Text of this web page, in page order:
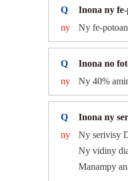
Q
Inona ny
ny
Ny fe-
Q
Inona no
ny
Ny 40%
Q
Inona ny
ny
Ny serivisy
Ny vidiny
Manampy